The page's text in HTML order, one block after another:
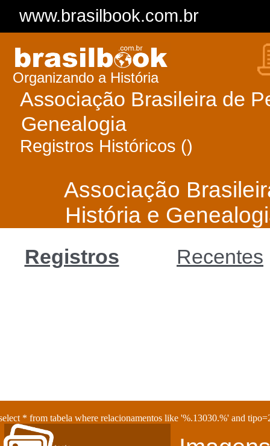
www.brasilbook.com.br
Organizando a História
Associação Brasileira de
Genealogia
Registros Históricos ()
Associação
História e
Registros Recentes
* from tabela where relacionamentos like '%.13030.%' and